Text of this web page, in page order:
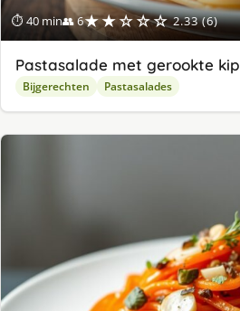
⏱ 40 min👥 6★★☆☆☆ 2.33 (6)
Pastasalade met gerookte kip
Bijgerechten Pastasalades